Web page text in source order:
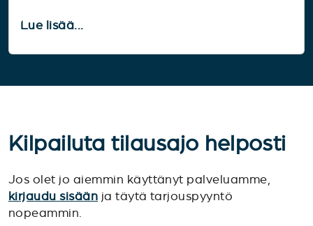
Lue lisää...
Kilpailuta tilausajo helposti
Jos olet jo aiemmin käyttänyt palveluamme,
kirjaudu sisään ja täytä tarjouspyyntö
nopeammin.